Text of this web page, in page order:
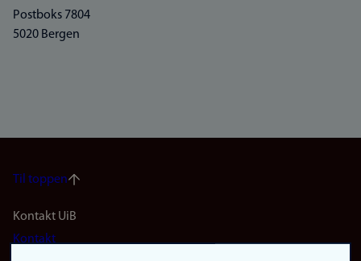
Postboks 7804
5020 Bergen
Til toppen
Footer
Kontakt UiB
Kontakt